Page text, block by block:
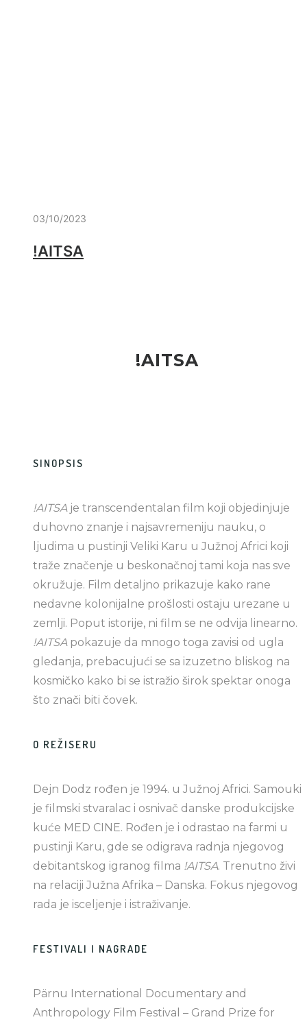
03/10/2023
!AITSA
!AITSA
SINOPSIS
!AITSAje transcendentalan film koji objedinjuje
duhovno znanje i najsavremeniju nauku, o
ljudima u pustinji Veliki Karu u Južnoj Africi koji
traže značenje u beskonačnoj tami koja nas sve
okružuje. Film detaljno prikazuje kako rane
nedavne kolonijalne prošlosti ostaju urezane u
zemlji. Poput istorije, ni film se ne odvija linearno.
!AITSApokazuje da mnogo toga zavisi od ugla
gledanja, prebacujući se sa izuzetno bliskog na
kosmičko kako bi se istražio širok spektar onoga
što znači biti čovek.
O REŽISERU
Dejn Dodz rođen je 1994. u Južnoj Africi. Samouki
je filmski stvaralac i osnivač danske produkcijske
kuće MED CINE. Rođen je i odrastao na farmi u
pustinji Karu, gde se odigrava radnja njegovog
debitantskog igranog filma !AITSA. Trenutno živi
na relaciji Južna Afrika – Danska. Fokus njegovog
rada je isceljenje i istraživanje.
FESTIVALI I NAGRADE
Pärnu International Documentary and
Anthropology Film Festival – Grand Prize for